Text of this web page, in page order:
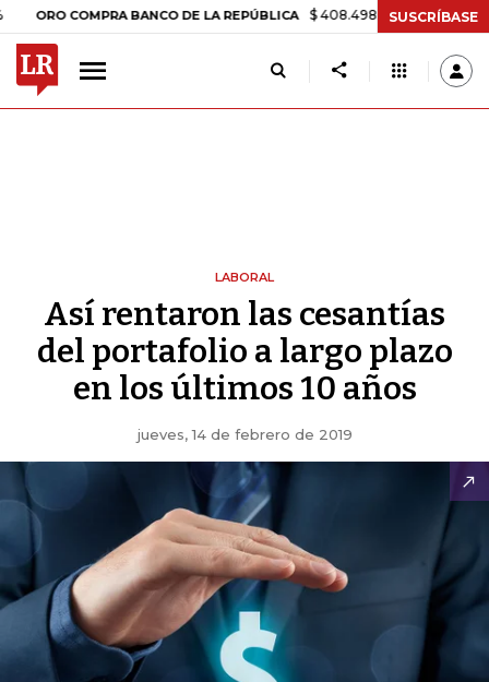
COMPRA BANCO DE LA REPÚBLICA $ 408.498,97 +$ 8.753,81 +2,19%
SUSCRÍBASE
LABORAL
Así rentaron las cesantías
del portafolio a largo plazo
en los últimos 10 años
jueves, 14 de febrero de 2019